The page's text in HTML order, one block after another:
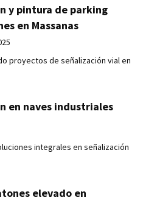
y pintura de parking
en Massanas
proyectos de señalización vial en
en naves industriales
integrales en señalización
elevado en